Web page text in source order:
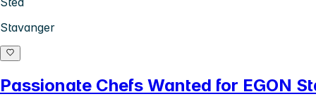
Stavanger
Passionate Chefs Wanted for EGON